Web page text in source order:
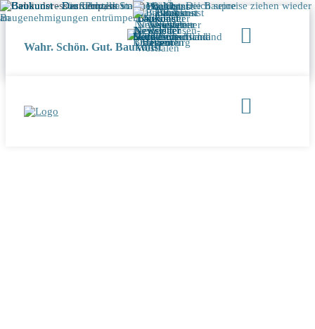
Wahr. Schön. Gut. Baukunst